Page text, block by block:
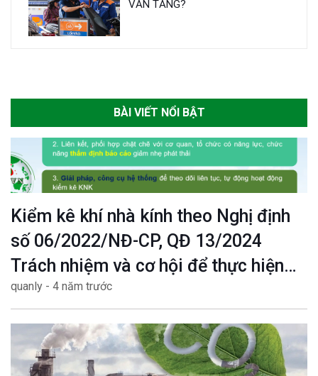
VẪN TĂNG?
BÀI VIẾT NỔI BẬT
Kiểm kê khí nhà kính theo Nghị định
số 06/2022/NĐ-CP, QĐ 13/2024
Trách nhiệm và cơ hội để thực hiện
mục tiêu Net zero
quanly - 4 năm trước